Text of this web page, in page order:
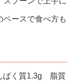
ペースで食べ方も
ぱく質1.3g 脂質